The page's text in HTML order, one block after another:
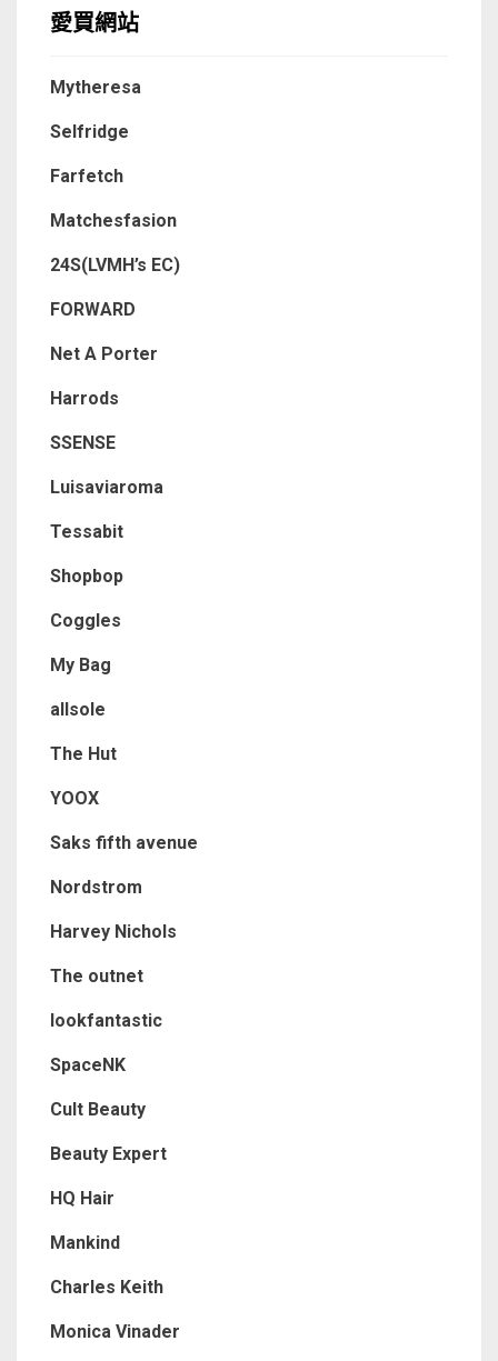
愛買網站
Mytheresa
Selfridge
Farfetch
Matchesfasion
24S(LVMH’s EC)
FORWARD
Net A Porter
Harrods
SSENSE
Luisaviaroma
Tessabit
Shopbop
Coggles
My Bag
allsole
The Hut
YOOX
Saks fifth avenue
Nordstrom
Harvey Nichols
The outnet
lookfantastic
SpaceNK
Cult Beauty
Beauty Expert
HQ Hair
Mankind
Charles Keith
Monica Vinader